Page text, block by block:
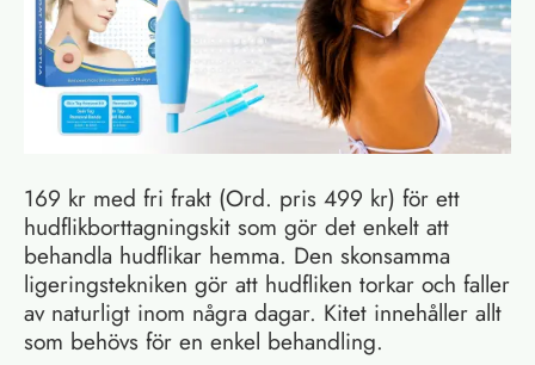
169 kr med fri frakt (Ord. pris 499 kr) för ett
hudflikborttagningskit som gör det enkelt att
behandla hudflikar hemma. Den skonsamma
ligeringstekniken gör att hudfliken torkar och faller
av naturligt inom några dagar. Kitet innehåller allt
som behövs för en enkel behandling.